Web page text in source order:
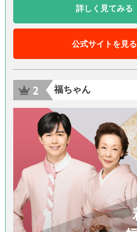
詳しく見てみる
公式サイトを見る
福ちゃん